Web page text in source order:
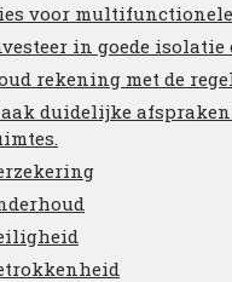
voor multifunctionele
in goede
rekening met de
duidelijke